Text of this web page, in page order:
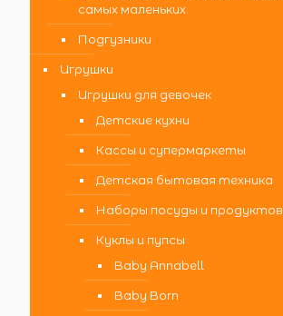
самых маленьких
Подгузники
Игрушки
Игрушки для девочек
Детские кухни
Кассы и супермаркеты
Детская бытовая техника
Наборы посуды и продуктов
Куклы и пупсы
Baby Annabell
Baby Born